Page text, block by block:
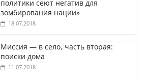
политики сеют негатив для
зомбирования нации»
18.07.2018
Миссия — в село, часть вторая:
поиски дома
11.07.2018